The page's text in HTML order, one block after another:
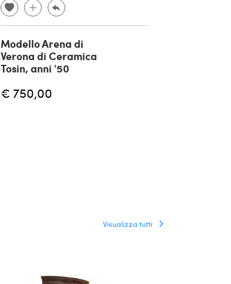
Modello Arena di
Verona di Ceramica
Tosin, anni '50
€ 750,00
Visualizza tutti